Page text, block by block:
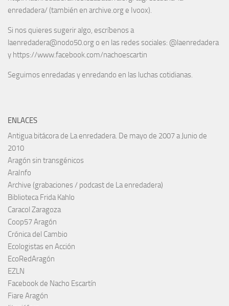
enredadera/ (también en archive.org e Ivoox).
Si nos quieres sugerir algo, escríbenos a
laenredadera@nodo50.org o en las redes sociales: @laenredadera
y https://www.facebook.com/nachoescartin
Seguimos enredadas y enredando en las luchas cotidianas.
ENLACES
Antigua bitácora de La enredadera. De mayo de 2007 a Junio de
2010
Aragón sin transgénicos
AraInfo
Archive (grabaciones / podcast de La enredadera)
Biblioteca Frida Kahlo
Caracol Zaragoza
Coop57 Aragón
Crónica del Cambio
Ecologistas en Acción
EcoRedAragón
EZLN
Facebook de Nacho Escartín
Fiare Aragón